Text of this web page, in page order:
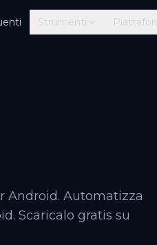
Strumenti
Android. Automatizza
Scaricalo gratis su